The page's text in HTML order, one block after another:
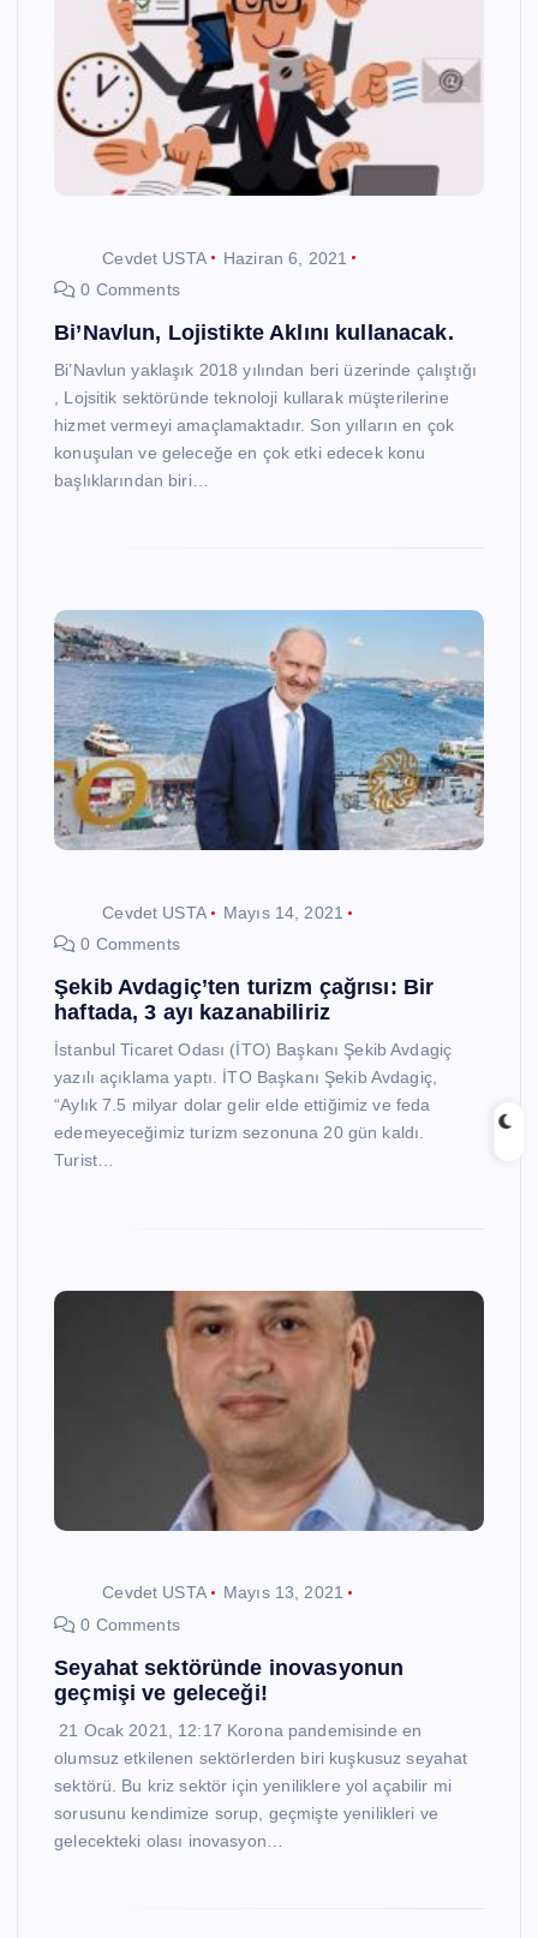
Cevdet USTA
Haziran 6, 2021
0 Comments
Bi’Navlun, Lojistikte Aklını kullanacak.
Bi’Navlun yaklaşık 2018 yılından beri üzerinde çalıştığı
, Lojsitik sektöründe teknoloji kullarak müşterilerine
hizmet vermeyi amaçlamaktadır. Son yılların en çok
konuşulan ve geleceğe en çok etki edecek konu
başlıklarından biri…
Cevdet USTA
Mayıs 14, 2021
0 Comments
Şekib Avdagiç’ten turizm çağrısı: Bir
haftada, 3 ayı kazanabiliriz
İstanbul Ticaret Odası (İTO) Başkanı Şekib Avdagiç
yazılı açıklama yaptı. İTO Başkanı Şekib Avdagiç,
“Aylık 7.5 milyar dolar gelir elde ettiğimiz ve feda
edemeyeceğimiz turizm sezonuna 20 gün kaldı.
Turist…
Cevdet USTA
Mayıs 13, 2021
0 Comments
Seyahat sektöründe inovasyonun
geçmişi ve geleceği!
21 Ocak 2021, 12:17 Korona pandemisinde en
olumsuz etkilenen sektörlerden biri kuşkusuz seyahat
sektörü. Bu kriz sektör için yeniliklere yol açabilir mi
sorusunu kendimize sorup, geçmişte yenilikleri ve
gelecekteki olası inovasyon…